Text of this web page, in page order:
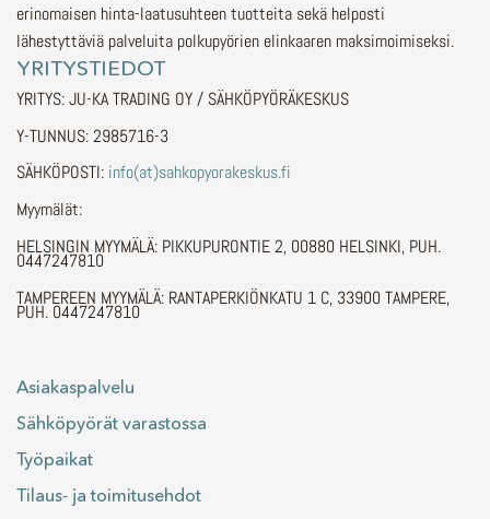
erinomaisen hinta-laatusuhteen tuotteita sekä helposti
lähestyttäviä palveluita polkupyörien elinkaaren maksimoimiseksi.
YRITYSTIEDOT
YRITYS: JU-KA TRADING OY / SÄHKÖPYÖRÄKESKUS
Y-TUNNUS: 2985716-3
SÄHKÖPOSTI: info(at)sahkopyorakeskus.fi
Myymälät:
HELSINGIN MYYMÄLÄ: PIKKUPURONTIE 2, 00880 HELSINKI, PUH.
0447247810
TAMPEREEN MYYMÄLÄ: RANTAPERKIÖNKATU 1 C, 33900 TAMPERE,
PUH. 0447247810
Asiakaspalvelu
Sähköpyörät varastossa
Työpaikat
Tilaus- ja toimitusehdot